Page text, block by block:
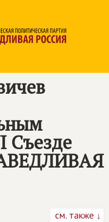
Cъезде
см. также ↓